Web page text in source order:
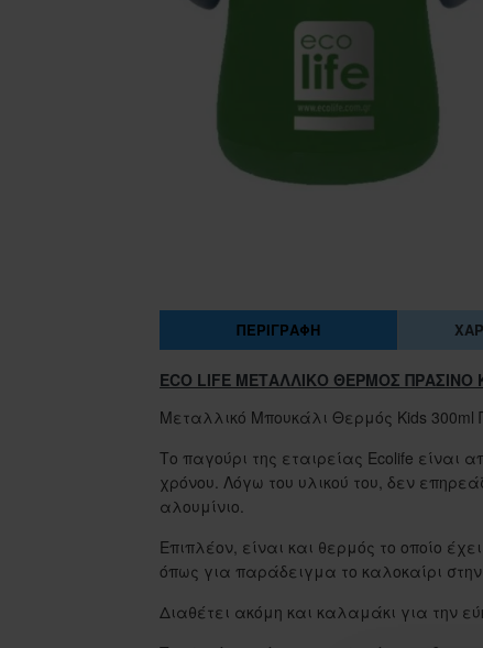
ΠΕΡΙΓΡΑΦΉ
ECO LIFE ΜΕΤΑΛΛΙΚΟ ΘΕΡΜΟΣ ΠΡΑΣΙΝΟ
Μεταλλικό Μπουκάλι Θερμός Kids 300ml
Το παγούρι της εταιρείας Ecolife είναι
χρόνου. Λόγω του υλικού του, δεν
αλουμίνιο.
Επιπλέον, είναι και θερμός το οποίο
όπως για παράδειγμα το καλοκαίρι
Διαθέτει ακόμη και καλαμάκι για την